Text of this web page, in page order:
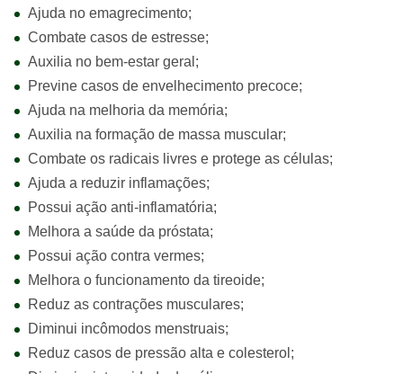
Ajuda no emagrecimento;
Combate casos de estresse;
Auxilia no bem-estar geral;
Previne casos de envelhecimento precoce;
Ajuda na melhoria da memória;
Auxilia na formação de massa muscular;
Combate os radicais livres e protege as células;
Ajuda a reduzir inflamações;
Possui ação anti-inflamatória;
Melhora a saúde da próstata;
Possui ação contra vermes;
Melhora o funcionamento da tireoide;
Reduz as contrações musculares;
Diminui incômodos menstruais;
Reduz casos de pressão alta e colesterol;